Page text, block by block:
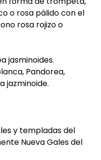
o rosa pálido con el
rosa rojizo o
jasminoides.
Pandorea,
jazminoide.
y templadas del
Nueva Gales del